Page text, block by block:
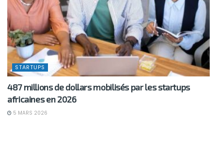
STARTUPS
487 millions de dollars mobilisés par les startups
africaines en 2026
5 MARS 2026